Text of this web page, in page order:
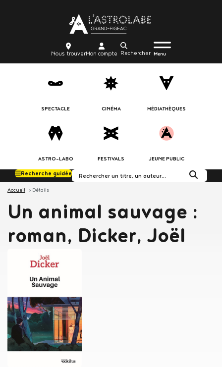
au
contenu
principal
Body
trouver
Nous trouvercompte
Mon compte
Recherche
Menu
burger
Body
icon_trigger
Menu
SPECTACLE CINÉMA MÉDIATHÈQUES
ASTRO-LABO FESTIVALS JEUNE PUBLIC
Rechercher dans le
Recherche guidée
Accueil Détails
Un animal sauvage :
roman, Dicker, Joël
Dicker, Joël